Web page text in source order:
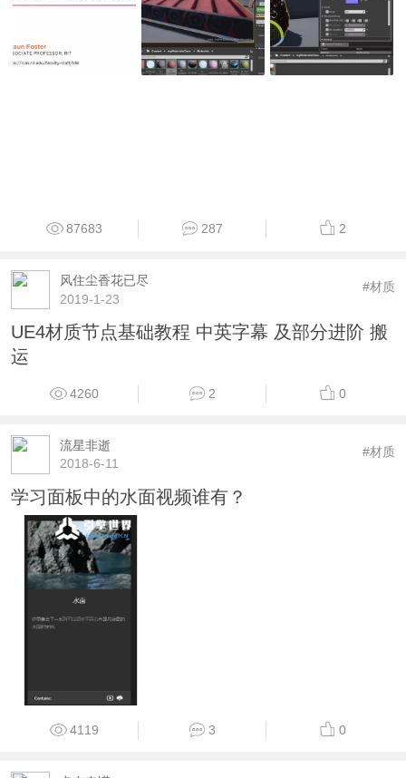
87683 287 2
风住尘香花已尽
2019-1-23
#材质
UE4材质节点基础教程 中英字幕 及部分进阶 搬
运
4260 2 0
流星非逝
2018-6-11
#材质
学习面板中的水面视频谁有？
4119 3 0